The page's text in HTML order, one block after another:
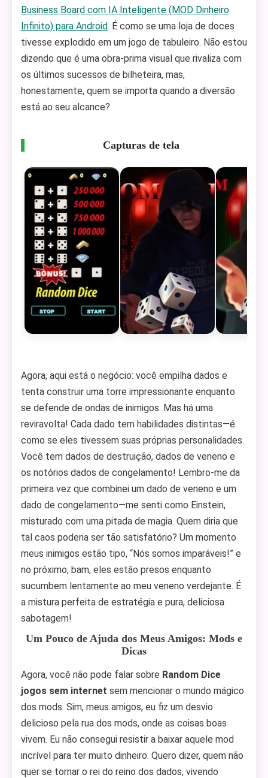
Business Board com IA Inteligente (MOD Dinheiro
Infinito) para Android. É como se uma loja de doces
tivesse explodido em um jogo de tabuleiro. Não estou
dizendo que é uma obra-prima visual que rivaliza com
os últimos sucessos de bilheteira, mas,
honestamente, quem se importa quando a diversão
está ao seu alcance?
Capturas de tela
Agora, aqui está o negócio: você empilha dados e
tenta construir uma torre impressionante enquanto
se defende de ondas de inimigos. Mas há uma
reviravolta! Cada dado tem habilidades distintas—é
como se eles tivessem suas próprias personalidades.
Você tem dados de destruição, dados de veneno e
os notórios dados de congelamento! Lembro-me da
primeira vez que combinei um dado de veneno e um
dado de congelamento—me senti como Einstein,
misturado com uma pitada de magia. Quem diria que
tal caos poderia ser tão satisfatório? Um momento
meus inimigos estão tipo, “Nós somos imparáveis!” e
no próximo, bam, eles estão presos enquanto
sucumbem lentamente ao meu veneno verdejante. É
a mistura perfeita de estratégia e pura, deliciosa
sabotagem!
Um Pouco de Ajuda dos Meus Amigos: Mods e
Dicas
Agora, você não pode falar sobre Random Dice
jogos sem internet sem mencionar o mundo mágico
dos mods. Sim, meus amigos, eu fiz um desvio
delicioso pela rua dos mods, onde as coisas boas
vivem. Eu não consegui resistir a baixar aquele mod
incrível para ter muito dinheiro. Quero dizer, quem não
quer se tornar o rei do reino dos dados, vivendo